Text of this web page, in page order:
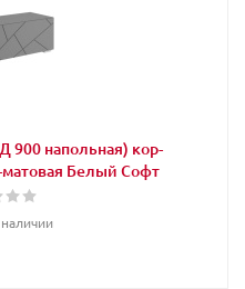
напольная) кор-
Белый Софт